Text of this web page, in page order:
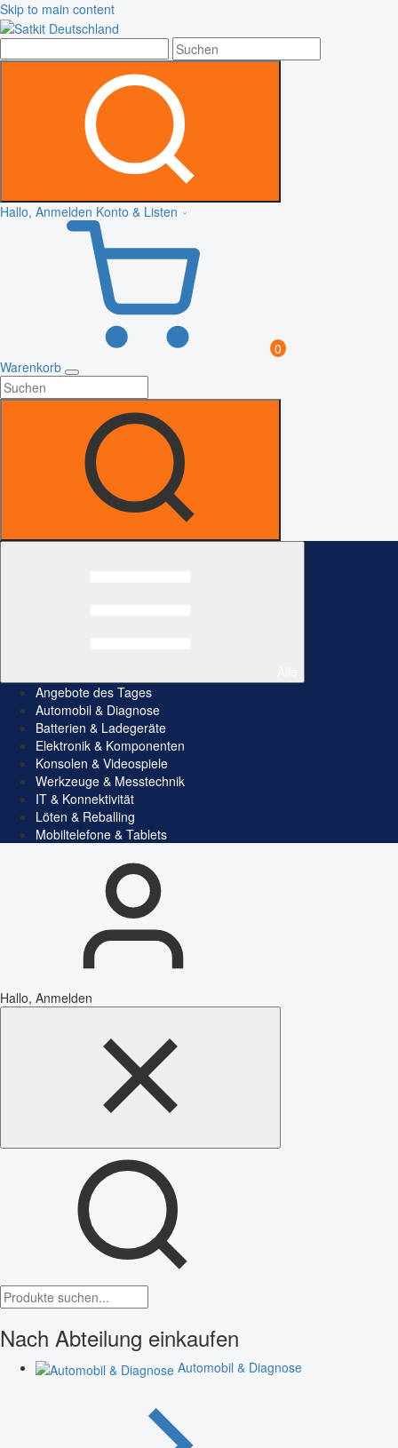
Skip to main content
Hallo, Anmelden Konto & Listen
0
Warenkorb
Angebote des Tages
Automobil & Diagnose
Batterien & Ladegeräte
Elektronik & Komponenten
Konsolen & Videospiele
Werkzeuge & Messtechnik
IT & Konnektivität
Löten & Reballing
Mobiltelefone & Tablets
Hallo, Anmelden
Nach Abteilung einkaufen
Automobil & Diagnose